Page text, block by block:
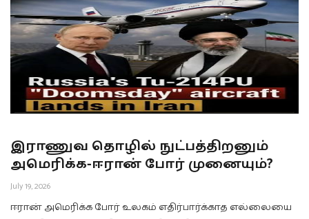
இராணுவ தொழில் நுட்பத்திறனும்
அமெரிக்க-ஈரான் போர் முனையும்?
July 19, 2026
ஈரான் அமெரிக்க போர் உலகம் எதிர்பார்க்காத எல்லையை